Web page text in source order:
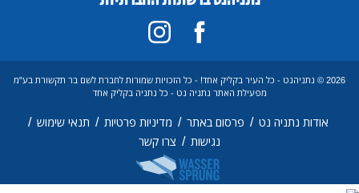
2026 © נתניהנט - כל העיר בקליק אחד! - כל הזכויות שמורות לחברת לשם בר תקשורת בע"מ
מפעילת האתר נתניה נט - כל נתניה בקליק אחד
אודות נתניה נט / פרסום באתר / מדיניות פרטיות / תנאי שימוש /
נגישות / צרו קשר